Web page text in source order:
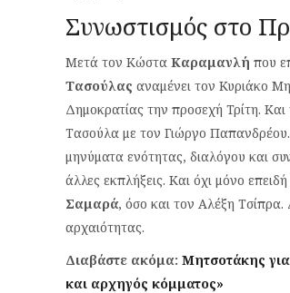
Συνωστισμός στο
Μετά τον Κώστα Καραμανλή που
Τασούλας αναμένει τον Κυριάκο
Δημοκρατίας την προσεχή Τρίτη.
Τασούλα με τον Γιώργο
μηνύματα ενότητας, διαλόγου και
άλλες εκπλήξεις. Και όχι μόνο
Σαμαρά, όσο και τον Αλέξη
αρχαιότητας.
Διαβάστε ακόμα: Μητσοτάκης
και αρχηγός κόμματος»